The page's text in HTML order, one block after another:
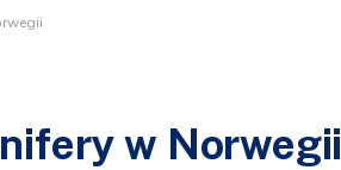
w Norwegii